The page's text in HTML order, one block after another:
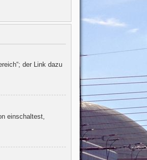
der Link dazu
einschaltest,